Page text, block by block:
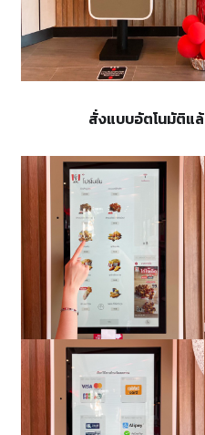
สั่งแบบอัตโนมัติแล้